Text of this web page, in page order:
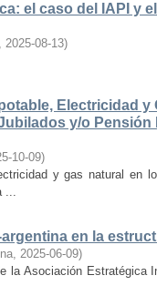
el caso del IAPI y
, 2025-08-13)
Electricidad
y/o Pensión
10-09)
y gas natural en
...
en la
, 2025-06-09)
Asociación Estratégica